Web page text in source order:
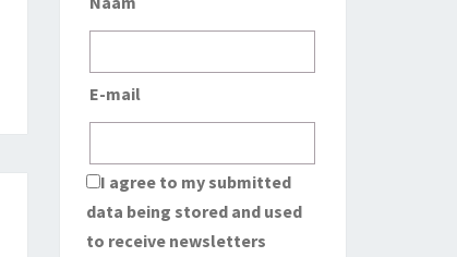
E-mail
I agree to my submitted
data being stored and used
to receive newsletters